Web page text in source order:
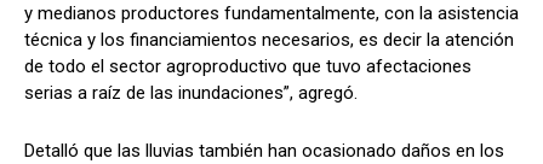
y medianos productores fundamentalmente, con la asistencia
técnica y los financiamientos necesarios, es decir la atención
de todo el sector agroproductivo que tuvo afectaciones
serias a raíz de las inundaciones”, agregó.
Detalló que las lluvias también han ocasionado daños en los